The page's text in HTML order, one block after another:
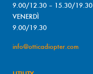
9.00/12.30 – 15.30/19.30
VENERDÌ
9.00/19.30
info@otticadiopter.com